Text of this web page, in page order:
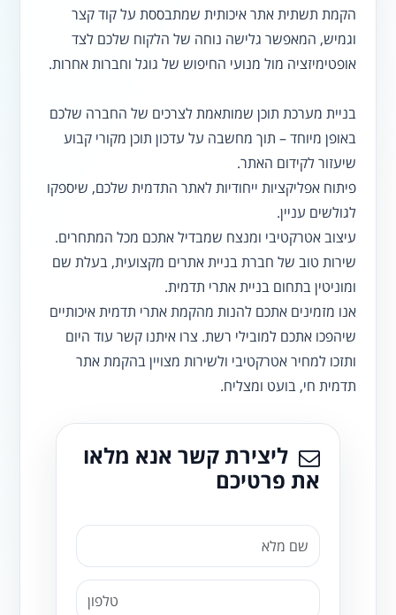
הקמת תשתית אתר איכותית שמתבססת על קוד קצר
וגמיש, המאפשר גלישה נוחה של הלקוח שלכם לצד
אופטימיזציה מול מנועי החיפוש של גוגל וחברות אחרות.
בניית מערכת תוכן שמותאמת לצרכים של החברה שלכם
באופן מיוחד – תוך מחשבה על עדכון תוכן מקורי קבוע
שיעזור לקידום האתר.
פיתוח אפליקציות ייחודיות לאתר התדמית שלכם, שיספקו
לגולשים עניין.
עיצוב אטרקטיבי ומנצח שמבדיל אתכם מכל המתחרים.
שירות טוב של חברת בניית אתרים מקצועית, בעלת שם
ומוניטין בתחום בניית אתרי תדמית.
אנו מזמינים אתכם להנות מהקמת אתרי תדמית איכותיים
שיהפכו אתכם למובילי רשת. צרו איתנו קשר עוד היום
ותזכו למחיר אטרקטיבי ולשירות מצויין בהקמת אתר
תדמית חי, בועט ומצליח.
ליצירת קשר אנא מלאו
את פרטיכם